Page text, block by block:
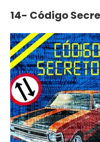
14- Código